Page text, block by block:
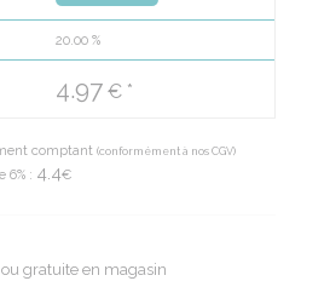
20.00 %
4.97 € *
comptant (conformément à nos CGV)
6% : 4.4€
gratuite en magasin